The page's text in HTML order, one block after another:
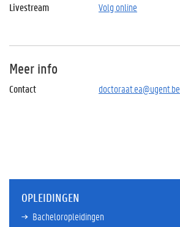
Livestream
Volg online
Meer info
Contact doctoraat.ea@ugent.be
OPLEIDINGEN
Bacheloropleidingen